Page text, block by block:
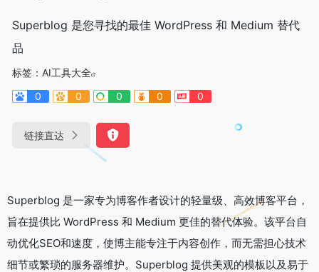
Superblog 是您寻找的最佳 WordPress 和 Medium 替代
品
标签： AI工具大全
0
0 0 0 0
链接直达
Superblog 是一家专为博客作者设计的轻量级、高效博客平台，
旨在提供比 WordPress 和 Medium 更佳的替代体验。该平台自
动优化SEO和速度，使博主能专注于内容创作，而无需担心技术
细节或繁琐的服务器维护。Superblog 提供美观的模板以及易于